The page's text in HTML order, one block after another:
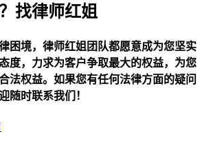
找律师红姐
困境，律师红姐团队都愿意成为您坚实
度，力求为客户争取最大的权益，为您
法权益。如果您有任何法律方面的疑问
随时联系我们！